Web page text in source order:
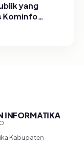
yang
Kominfo
di
INFORMATIKA
Kabupaten